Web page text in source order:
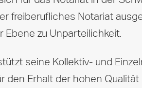
freiberufliches Notariat
Ebene zu Unparteilichkeit.
seine Kollektiv- und
den Erhalt der hohen